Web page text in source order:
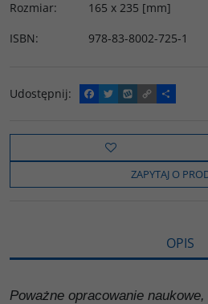
Rozmiar:
165 x 235 [mm]
ISBN: 978-83-8002-725-1
Udostępnij:
F
a
e
o
k
T
w
t
t
e
W
y
o
C
o
y
i
n
k
P
o
z
e
l
s
ZAPYTAJ O
OPIS
Poważne opracowanie